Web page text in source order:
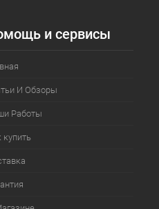
и сервисы
И Обзоры
Работы
купить